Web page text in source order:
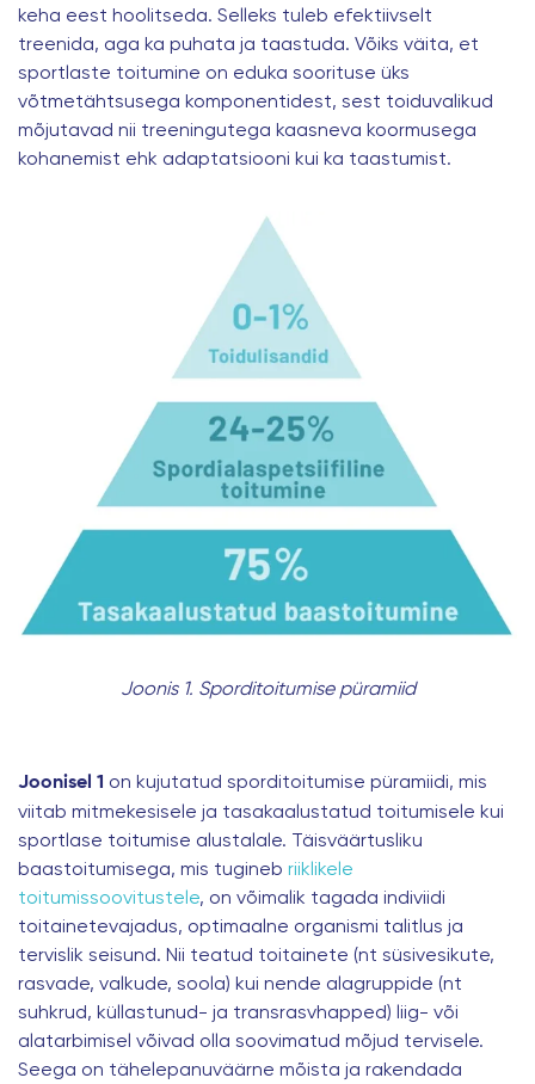
keha eest hoolitseda. Selleks tuleb efektiivselt
treenida, aga ka puhata ja taastuda. Võiks väita, et
sportlaste toitumine on eduka soorituse üks
võtmetähtsusega komponentidest, sest toiduvalikud
mõjutavad nii treeningutega kaasneva koormusega
kohanemist ehk adaptatsiooni kui ka taastumist.
Joonis 1. Sporditoitumise püramiid
Joonisel 1 on kujutatud sporditoitumise püramiidi, mis
viitab mitmekesisele ja tasakaalustatud toitumisele kui
sportlase toitumise alustalale. Täisväärtusliku
baastoitumisega, mis tugineb riiklikele
toitumissoovitustele, on võimalik tagada indiviidi
toitainetevajadus, optimaalne organismi talitlus ja
tervislik seisund. Nii teatud toitainete (nt süsivesikute,
rasvade, valkude, soola) kui nende alagruppide (nt
suhkrud, küllastunud- ja transrasvhapped) liig- või
alatarbimisel võivad olla soovimatud mõjud tervisele.
Seega on tähelepanuväärne mõista ja rakendada